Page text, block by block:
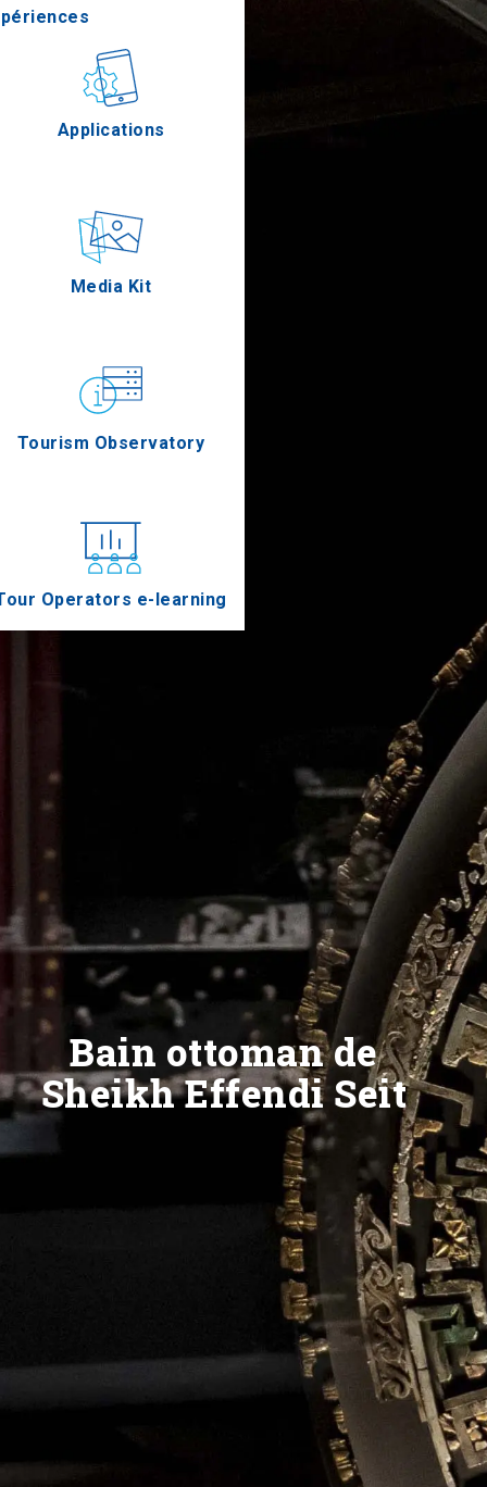
Applications
Media Kit
Tourism Observatory
Operators e-learning
Bain ottoman de
Sheikh Effendi Seit